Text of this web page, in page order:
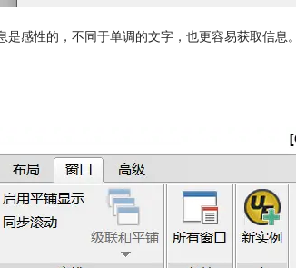
感性的，不同于单调的文字，也更容易获取信